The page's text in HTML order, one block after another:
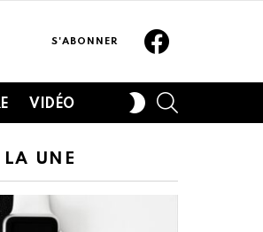
S'ABONNER
VIDÉO
SWITCH
SKIN
UNE